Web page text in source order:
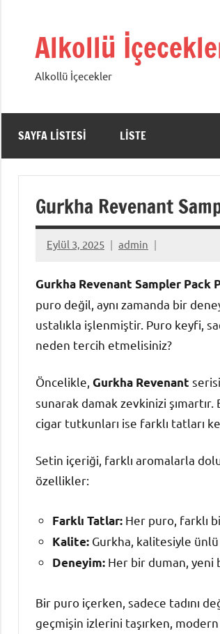
Alkollü
Alkollü İçecekler
SAYFA LISTESI LISTE
Gurkha Revenant
Eylül 3, 2025 admin
Gurkha Revenant Sampler Pack
puro değil, aynı zamanda bir
ustalıkla işlenmiştir. Puro keyfi,
neden tercih etmelisiniz?
Öncelikle, Gurkha Revenant
sunarak damak zevkinizi
cigar tutkunları ise farklı tatları
Setin içeriği, farklı aromalarla
özellikler:
Farklı Tatlar: Her puro, farklı
Kalite: Gurkha, kalitesiyle ünlü
Deneyim: Her bir duman, yeni
Bir puro içerken, sadece tadını
geçmişin izlerini taşırken,